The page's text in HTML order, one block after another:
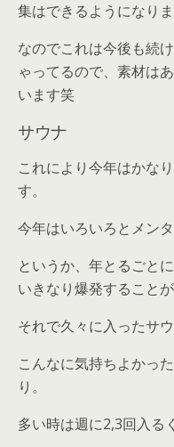
集はできるようになりま
なのでこれは今後も続
ゃってるので、素材は
います笑
サウナ
これにより今年はかな
す。
今年はいろいろとメン
というか、年とるごと
いきなり爆発すること
それで久々に入ったサ
こんなに気持ちよかっ
り。
多い時は週に2,3回入る